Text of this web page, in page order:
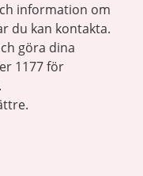
information om
du kan kontakta.
göra dina
1177 för